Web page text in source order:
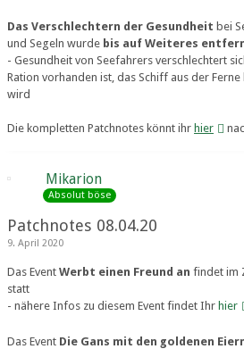
Das Verschlechtern der Gesundheit bei
und Segeln wurde bis auf Weiteres
- Gesundheit von Seefahrers verschlechtert
Ration vorhanden ist, das Schiff aus der
wird
Die kompletten Patchnotes könnt ihr hier
Mikarion
Absolut böse
Patchnotes 08.04.20
9. April 2020
Das Event Werbt einen Freund an findet im
statt
- nähere Infos zu diesem Event findet Ihr hier
Das Event Die Gans mit den goldenen